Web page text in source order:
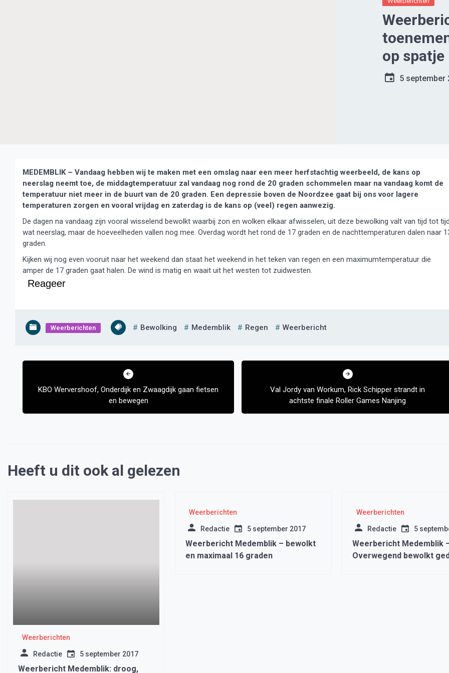
op spatje
5 september
MEDEMBLIK – Vandaag hebben wij te maken met een omslag naar een meer herfstachtig weerbeeld, de kans op
neerslag neemt toe, de middagtemperatuur zal vandaag nog rond de 20 graden schommelen maar na vandaag komt de
temperatuur niet meer in de buurt van de 20 graden. Een depressie boven de Noordzee gaat bij ons voor lagere
temperaturen zorgen en vooral vrijdag en zaterdag is de kans op (veel) regen aanwezig.
De dagen na vandaag zijn vooral wisselend bewolkt waarbij zon en wolken elkaar afwisselen, uit deze bewolking valt van tijd tot
wat neerslag, maar de hoeveelheden vallen nog mee. Overdag wordt het rond de 17 graden en de nachttemperaturen dalen naar
graden.
Kijken wij nog even vooruit naar het weekend dan staat het weekend in het teken van regen en een maximumtemperatuur die
amper de 17 graden gaat halen. De wind is matig en waait uit het westen tot zuidwesten.
Reageer
Weerberichten Bewolking Medemblik Regen Weerbericht
Bericht
KBO Wervershoof, Onderdijk en Zwaagdijk gaan fietsen
en bewegen
Val Jordy van Workum, Rick Schipper strandt in
achtste finale Roller Games Nanjing
Heeft u dit ook al gelezen
Weerberichten
Redactie 5 september 2017
Weerbericht Medemblik: droog,
Weerberichten
Redactie 5 september 2017
Weerbericht Medemblik – bewolkt
en maximaal 16 graden
Weerberichten
Redactie 5
Weerbericht Medemblik
Overwegend bewolkt